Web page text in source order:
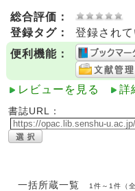
総合評価：
登録タグ：
登録され
便利機能：
レビューを見る 詳
書誌URL：
一括所蔵一覧 1件～1件（